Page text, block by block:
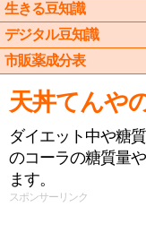
生きる豆知識
デジタル豆知識
市販薬成分表
天丼てんや
ダイエット中や糖
のコーラの糖質量
ます。
スポンサーリンク